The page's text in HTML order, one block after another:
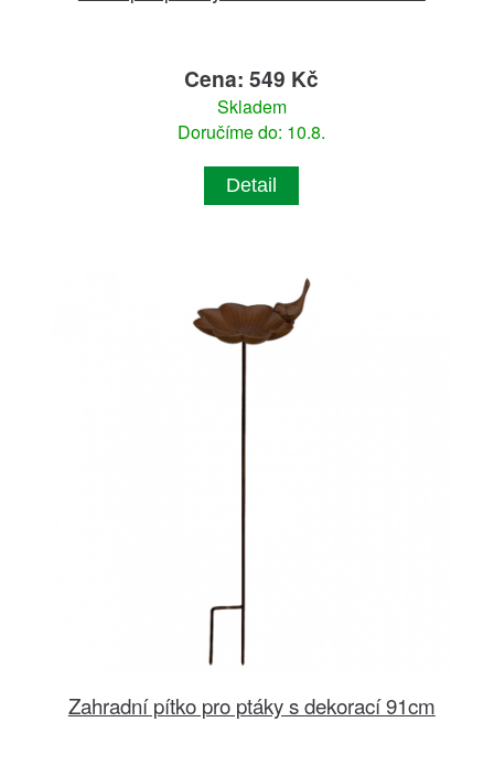
Cena: 549 Kč
Skladem
Doručíme do: 10.8.
Detail
Zahradní pítko pro ptáky s dekorací 91cm